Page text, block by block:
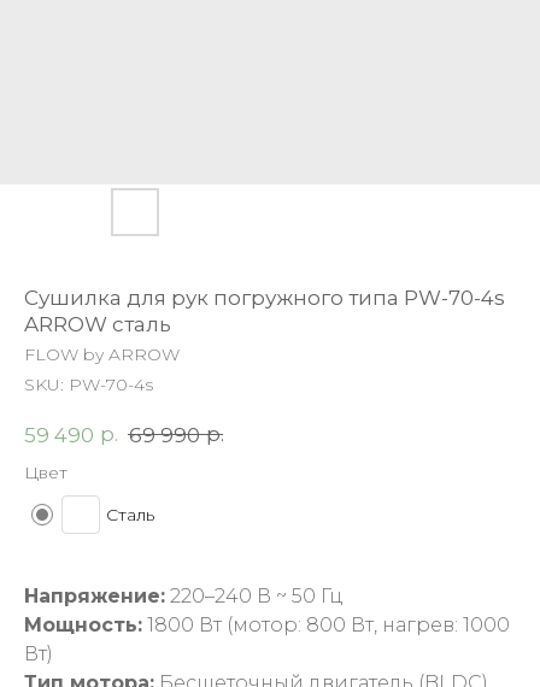
Сушилка для рук погружного типа PW-70-4s
ARROW сталь
FLOW by ARROW
SKU: PW-70-4s
59 490 р. 69 990 р.
Цвет
Сталь
Напряжение: 220–240 В ~ 50 Гц
Мощность: 1800 Вт (мотор: 800 Вт, нагрев: 1000
Вт)